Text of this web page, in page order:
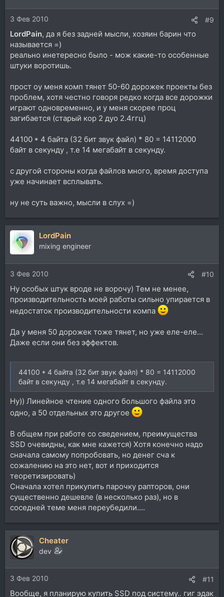
3 Фев 2010 #9
LordPain, да я без задней мысли, хозяин барин что
называется =)
реально инетересно было - мож какие-то особенные
штуки воротишь.
прост оу меня комп тянет 50-60 дорожек проекты без
проблем, хотя честно говоря редко когда все дорожки
играют одновременно, и у меня скорее проц
загибается (старый кор 2 дуо 2.4ггц)
44100 * 4 байта (32 бит звук файл) * 80 = 14112000
байт в секунду , т.е 14 мегабайт в секунду.
с другой стороны когда файлов много, время доступа
уже начинает всплывать.
ну не суть важно, мысли в слух =)
LordPain
mixing engineer
3 Фев 2010 #10
Ну особых штук вроде не ворочу) Тем не менее,
производительность моей работы сильно упирается в
недостаток производительности компа
Да у меня 50 дорожек тоже тянет, но уже еле-еле...
Даже если они без эффектов.
44100 * 4 байта (32 бит звук файл) * 80 = 14112000
байт в секунду , т.е 14 мегабайт в секунду.
Ну)) Линейное чтение одного большого файла это
одно, а 50 отдельных это другое
В общем при работе со сведением, преимущества
SSD очевидны, как мне кажется) Хотя конечно надо
сначала самому попробовать, но денег сча к
сожалению на это нет, вот и приходится
теоретизировать)
Сначала хотел прикупить парочку рапторов, они
существенно дешевле (в несколько раз), но в
соседней теме меня переубедили....
Cheater
dev
3 Фев 2010 #11
Вообще, я планирую купить SSD под систему.. гиг эдак